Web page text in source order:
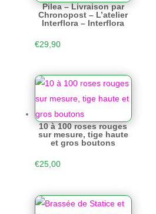
Pilea – Livraison par
Chronopost – L’atelier
Interflora – Interflora
€29,90
10 à 100 roses rouges
sur mesure, tige haute
et gros boutons
€25,00